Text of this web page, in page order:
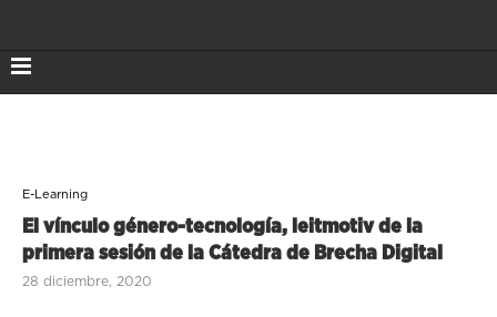
E-Learning
El vínculo género-tecnología, leitmotiv de la
primera sesión de la Cátedra de Brecha Digital
28 diciembre, 2020